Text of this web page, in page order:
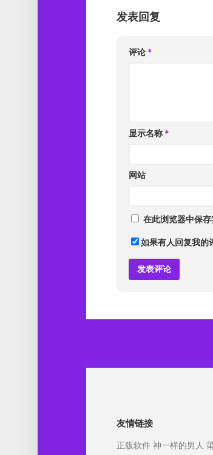
发表回复
评论 *
显示名称 *
网站
在此浏览器中保
如果有人回复我的
友情链接
正版软件 神一样的男人